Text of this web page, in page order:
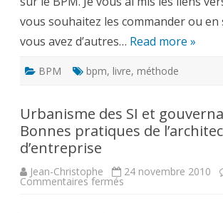
vous souhaitez les commander ou en
vous avez d’autres… Read more »
BPM bpm, livre, méthode
Urbanisme des SI et
Bonnes pratiques de
d’entreprise
Jean-Christophe 24 novembre 2010
Commentaires fermés